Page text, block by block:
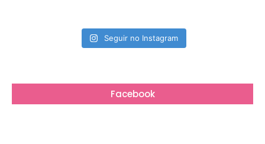
Seguir no Instagram
Facebook